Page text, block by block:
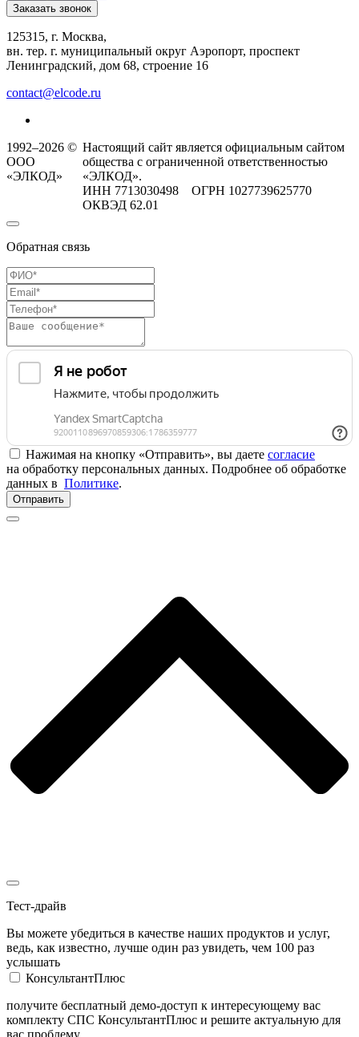
Заказать звонок
125315, г. Москва,
вн. тер. г. муниципальный округ Аэропорт, проспект
Ленинградский, дом 68, строение 16
contact@elcode.ru
1992–2026 ©
ООО
«ЭЛКОД»
Настоящий сайт является официальным сайтом
общества с ограниченной ответственностью
«ЭЛКОД».
ИНН 7713030498 ОГРН 1027739625770
ОКВЭД 62.01
Обратная связь
Нажимая на кнопку «Отправить», вы даете согласие
на обработку персональных данных. Подробнее об обработке
данных в Политике.
Отправить
Тест-драйв
Вы можете убедиться в качестве наших продуктов и услуг,
ведь, как известно, лучше один раз увидеть, чем 100 раз
услышать
КонсультантПлюс
получите бесплатный демо-доступ к интересующему вас
комплекту СПС КонсультантПлюс и решите актуальную для
вас проблему